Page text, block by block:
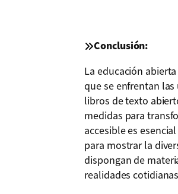
Conclusión:
La educación
que se enfrentan
libros de texto
medidas para
accesible es
para mostrar la
dispongan de
realidades